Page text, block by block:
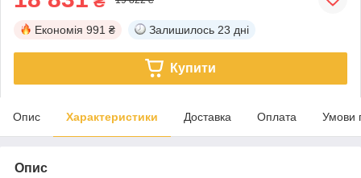
Економія 991 ₴ Залишилось 23 дні
Купити
Опис Характеристики Доставка Оплата Умови
Опис